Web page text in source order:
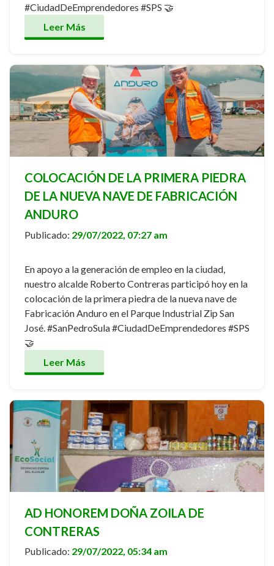
#CiudadDeEmprendedores #SPS 🤝
Leer Más
COLOCACIÓN DE LA PRIMERA PIEDRA
DE LA NUEVA NAVE DE FABRICACIÓN
ANDURO
Publicado: 29/07/2022, 07:27 am
En apoyo a la generación de empleo en la ciudad,
nuestro alcalde Roberto Contreras participó hoy en la
colocación de la primera piedra de la nueva nave de
Fabricación Anduro en el Parque Industrial Zip San
José. #SanPedroSula #CiudadDeEmprendedores #SPS
🤝
Leer Más
AD HONOREM DOÑA ZOILA DE
CONTRERAS
Publicado: 29/07/2022, 05:34 am